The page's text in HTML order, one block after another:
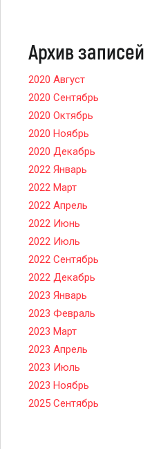
Архив записей
2020 Август
2020 Сентябрь
2020 Октябрь
2020 Ноябрь
2020 Декабрь
2022 Январь
2022 Март
2022 Апрель
2022 Июнь
2022 Июль
2022 Сентябрь
2022 Декабрь
2023 Январь
2023 Февраль
2023 Март
2023 Апрель
2023 Июль
2023 Ноябрь
2025 Сентябрь